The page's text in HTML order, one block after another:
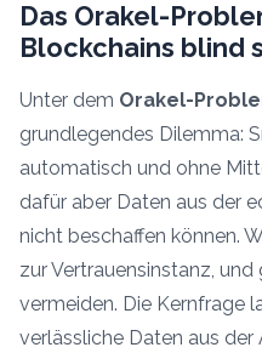
Das Orakel-
Blockchains blind
Unter dem Orakel-
grundlegendes Dilemma:
automatisch und ohne
dafür aber Daten aus der
nicht beschaffen können.
zur Vertrauensinstanz,
vermeiden. Die Kernfrage
verlässliche Daten aus